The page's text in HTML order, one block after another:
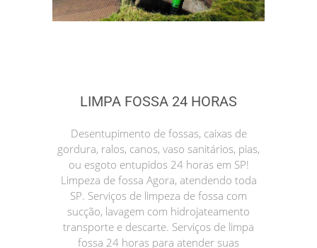
LIMPA FOSSA 24 HORAS
Desentupimento de fossas, caixas de
gordura, ralos, canos, vaso sanitários, pias,
ou esgoto entupidos 24 horas em SP!
Limpeza de fossa Agora, atendendo toda
SP. Serviços de limpeza de fossa com
sucção, lavagem com hidrojateamento
transporte e descarte. Serviços de limpa
fossa 24 horas para atender suas